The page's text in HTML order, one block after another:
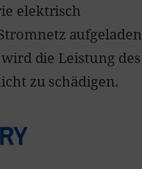
elektrisch
aufgeladen
die Leistung des
zu schädigen.